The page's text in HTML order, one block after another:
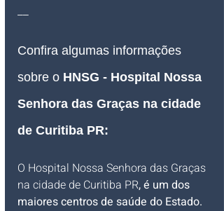
__
Confira algumas informações
sobre o HNSG - Hospital Nossa
Senhora das Graças na cidade
de Curitiba PR:
O Hospital Nossa Senhora das Graças
na cidade de Curitiba PR, é um dos
maiores centros de saúde do Estado.